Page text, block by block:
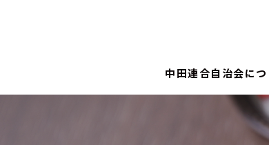
中田連合自治会につ